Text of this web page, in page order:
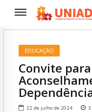
EDUCAÇÃO
Convite
22 de julho de 2024 3